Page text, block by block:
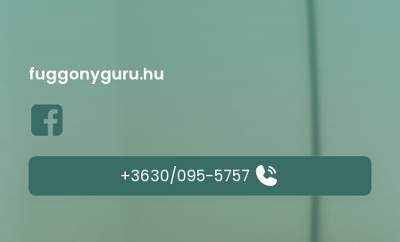
fuggonyguru.hu
+3630/095-5757